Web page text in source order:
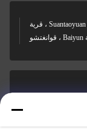
الغرفة B101 ، رقم 10 شارع Suantaoyuan North ، قرية